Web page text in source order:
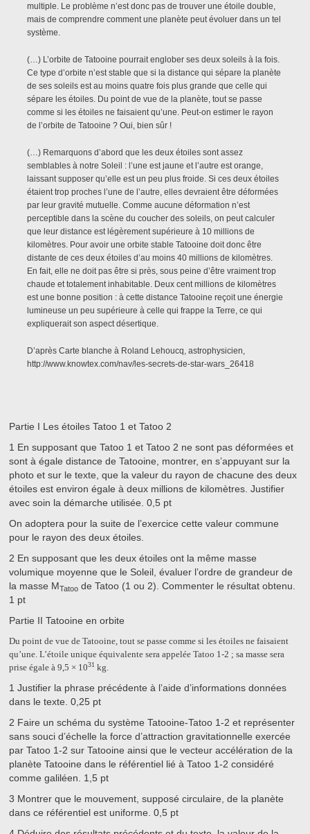
multiple. Le problème n’est donc pas de trouver une étoile double,
mais de comprendre comment une planète peut évoluer dans un tel
système.
(…) L’orbite de Tatooine pourrait englober ses deux soleils à la fois.
Ce type d’orbite n’est stable que si la distance qui sépare la planète
de ses soleils est au moins quatre fois plus grande que celle qui
sépare les étoiles. Du point de vue de la planète, tout se passe
comme si les étoiles ne faisaient qu’une. Peut-on estimer le rayon
de l’orbite de Tatooine ? Oui, bien sûr !
(…) Remarquons d’abord que les deux étoiles sont assez
semblables à notre Soleil : l’une est jaune et l’autre est orange,
laissant supposer qu’elle est un peu plus froide. Si ces deux étoiles
étaient trop proches l’une de l’autre, elles devraient être déformées
par leur gravité mutuelle. Comme aucune déformation n’est
perceptible dans la scène du coucher des soleils, on peut calculer
que leur distance est légèrement supérieure à 10 millions de
kilomètres. Pour avoir une orbite stable Tatooine doit donc être
distante de ces deux étoiles d’au moins 40 millions de kilomètres.
En fait, elle ne doit pas être si près, sous peine d’être vraiment trop
chaude et totalement inhabitable. Deux cent millions de kilomètres
est une bonne position : à cette distance Tatooine reçoit une énergie
lumineuse un peu supérieure à celle qui frappe la Terre, ce qui
expliquerait son aspect désertique.
D’après Carte blanche à Roland Lehoucq, astrophysicien,
http://www.knowtex.com/nav/les-secrets-de-star-wars_26418
Partie I Les étoiles Tatoo 1 et Tatoo 2
1 En supposant que Tatoo 1 et Tatoo 2 ne sont pas déformées et
sont à égale distance de Tatooine, montrer, en s’appuyant sur la
photo et sur le texte, que la valeur du rayon de chacune des deux
étoiles est environ égale à deux millions de kilomètres. Justifier
avec soin la démarche utilisée.0,5 pt
On adoptera pour la suite de l’exercice cette valeur commune
pour le rayon des deux étoiles.
2 En supposant que les deux étoiles ont la même masse
volumique moyenne que le Soleil, évaluer l’ordre de grandeur de
la masse MTatoo de Tatoo (1 ou 2). Commenter le résultat obtenu.
1 pt
Partie II Tatooine en orbite
Du point de vue de Tatooine, tout se passe comme si les étoiles ne faisaient
qu’une. L’étoile unique équivalente sera appelée Tatoo 1-2 ; sa masse sera
prise égale à9,5 × 1031 kg.
1 Justifier la phrase précédente à l’aide d’informations données
dans le texte.0,25 pt
2 Faire un schéma du système Tatooine-Tatoo 1-2 et représenter
sans souci d’échelle la force d’attraction gravitationnelle exercée
par Tatoo 1-2 sur Tatooine ainsi que le vecteur accélération de la
planète Tatooine dans le référentiel lié à Tatoo 1-2 considéré
comme galiléen. 1,5 pt
3 Montrer que le mouvement, supposé circulaire, de la planète
dans ce référentiel est uniforme.0,5 pt